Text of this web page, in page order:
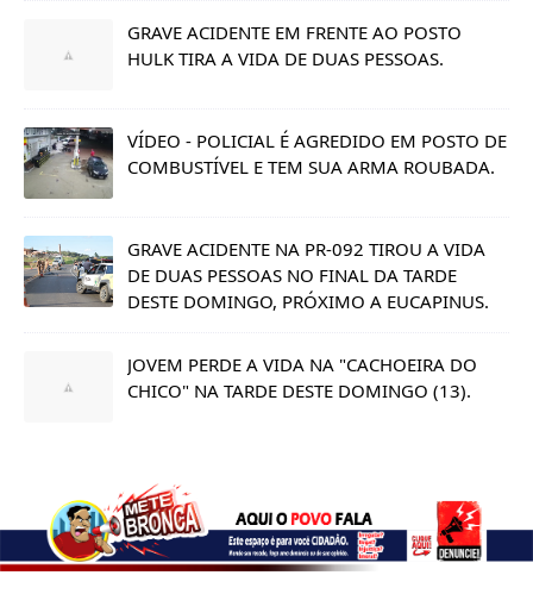
GRAVE ACIDENTE EM FRENTE AO POSTO
HULK TIRA A VIDA DE DUAS PESSOAS.
VÍDEO - POLICIAL É AGREDIDO EM POSTO DE
COMBUSTÍVEL E TEM SUA ARMA ROUBADA.
GRAVE ACIDENTE NA PR-092 TIROU A VIDA
DE DUAS PESSOAS NO FINAL DA TARDE
DESTE DOMINGO, PRÓXIMO A EUCAPINUS.
JOVEM PERDE A VIDA NA "CACHOEIRA DO
CHICO" NA TARDE DESTE DOMINGO (13).